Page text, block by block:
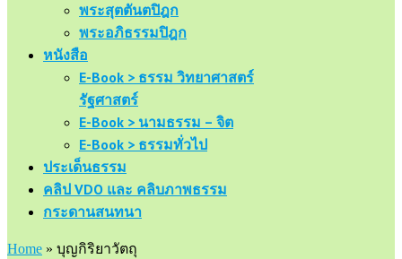
พระสุตตันตปิฎก
พระอภิธรรมปิฎก
หนังสือ
E-Book > ธรรม วิทยาศาสตร์
รัฐศาสตร์
E-Book > นามธรรม – จิต
E-Book > ธรรมทั่วไป
ประเด็นธรรม
คลิป VDO และ คลิบภาพธรรม
กระดานสนทนา
Home » บุญกิริยาวัตถุ